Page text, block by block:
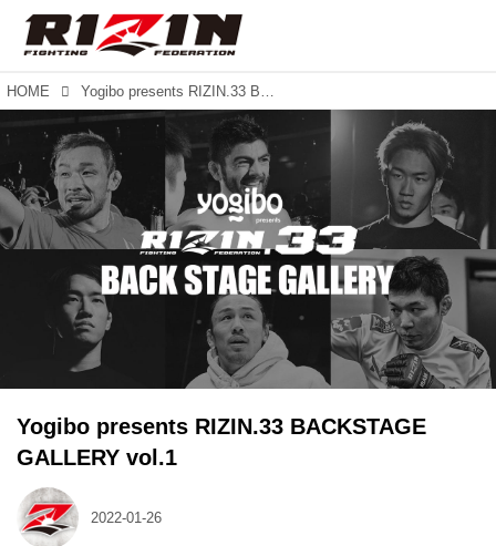
HOME Yogibo presents RIZIN.33 BACKSTAGE GALLERY vol.1
Yogibo presents RIZIN.33 BACKSTAGE
GALLERY vol.1
2022-01-26